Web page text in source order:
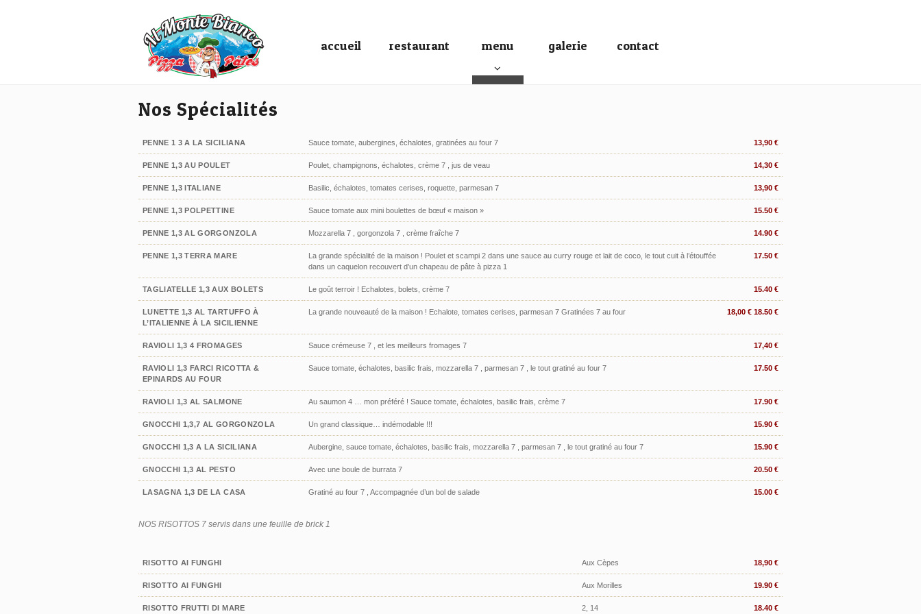
accueil restaurant menu galerie contact
Nos Spécialités
PENNE 1 3 A LA SICILIANA Sauce tomate, aubergines, échalotes, gratinées au four 7 13,90 €
PENNE 1,3 AU POULET Poulet, champignons, échalotes, crème 7 , jus de veau 14,30 €
PENNE 1,3 ITALIANE Basilic, échalotes, tomates cerises, roquette, parmesan 7 13,90 €
PENNE 1,3 POLPETTINE Sauce tomate aux mini boulettes de bœuf « maison » 15.50 €
PENNE 1,3 AL GORGONZOLA Mozzarella 7 , gorgonzola 7 , crème fraîche 7 14.90 €
PENNE 1,3 TERRA MARE
La grande spécialité de la maison ! Poulet et scampi 2 dans une sauce au curry rouge et lait de coco, le tout cuit à l’étouffée
dans un caquelon recouvert d’un chapeau de pâte à pizza 1
17.50 €
TAGLIATELLE 1,3 AUX BOLETS Le goût terroir ! Echalotes, bolets, crème 7 15.40 €
LUNETTE 1,3 AL TARTUFFO À
L’ITALIENNE À LA SICILIENNE
La grande nouveauté de la maison ! Echalote, tomates cerises, parmesan 7 Gratinées 7 au four 18,00 € 18.50 €
RAVIOLI 1,3 4 FROMAGES Sauce crémeuse 7 , et les meilleurs fromages 7 17,40 €
RAVIOLI 1,3 FARCI RICOTTA &
EPINARDS AU FOUR
Sauce tomate, échalotes, basilic frais, mozzarella 7 , parmesan 7 , le tout gratiné au four 7 17.50 €
RAVIOLI 1,3 AL SALMONE Au saumon 4 … mon préféré ! Sauce tomate, échalotes, basilic frais, crème 7 17.90 €
GNOCCHI 1,3,7 AL GORGONZOLA Un grand classique… indémodable !!! 15.90 €
GNOCCHI 1,3 A LA SICILIANA Aubergine, sauce tomate, échalotes, basilic frais, mozzarella 7 , parmesan 7 , le tout gratiné au four 7 15.90 €
GNOCCHI 1,3 AL PESTO Avec une boule de burrata 7 20.50 €
LASAGNA 1,3 DE LA CASA Gratiné au four 7 , Accompagnée d’un bol de salade 15.00 €
NOS RISOTTOS 7 servis dans une feuille de brick 1
RISOTTO AI FUNGHI Aux Cèpes 18,90 €
RISOTTO AI FUNGHI Aux Morilles 19.90 €
RISOTTO FRUTTI DI MARE 2, 14 18.40 €